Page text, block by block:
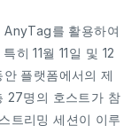
AnyTag를 활용하여
히 11월 11일 및 12
플랫폼에서의 제
27명의 호스트가 참
트리밍 세션이 이루